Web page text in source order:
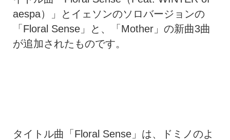
aespa）」とイェソンのソロバージョンの
「Floral Sense」と、「Mother」の新曲3曲
が追加されたものです。
タイトル曲「Floral Sense」は、ドミノのよ